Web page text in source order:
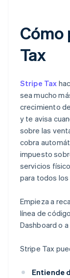
Cómo
Tax
Stripe Tax
sea mucho
crecimiento
y te avisa
sobre las
cobra
impuesto
servicios
para todos los
Empieza a
línea de
Dashboard o
Stripe Tax
Entiende